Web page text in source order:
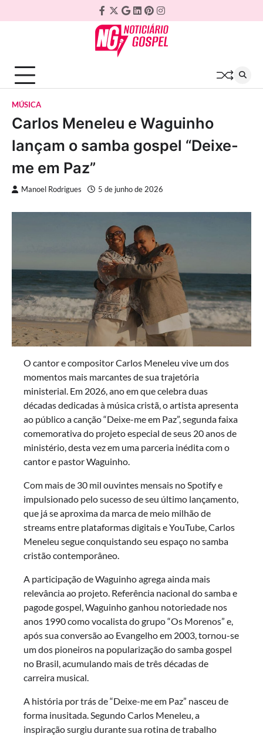
to
Facebook
Twitter
Google
Plus
Linkedin
Pinterest
Instagram
MÚSICA
Carlos Meneleu e Waguinho
lançam o samba gospel “Deixe-
me em Paz”
Manoel Rodrigues 5 de junho de 2026
O cantor e compositor Carlos Meneleu vive um dos
momentos mais marcantes de sua trajetória
ministerial. Em 2026, ano em que celebra duas
décadas dedicadas à música cristã, o artista apresenta
ao público a canção “Deixe-me em Paz”, segunda faixa
comemorativa do projeto especial de seus 20 anos de
ministério, desta vez em uma parceria inédita com o
cantor e pastor Waguinho.
Com mais de 30 mil ouvintes mensais no Spotify e
impulsionado pelo sucesso de seu último lançamento,
que já se aproxima da marca de meio milhão de
streams entre plataformas digitais e YouTube, Carlos
Meneleu segue conquistando seu espaço no samba
cristão contemporâneo.
A participação de Waguinho agrega ainda mais
relevância ao projeto. Referência nacional do samba e
pagode gospel, Waguinho ganhou notoriedade nos
anos 1990 como vocalista do grupo “Os Morenos” e,
após sua conversão ao Evangelho em 2003, tornou-se
um dos pioneiros na popularização do samba gospel
no Brasil, acumulando mais de três décadas de
carreira musical.
A história por trás de “Deixe-me em Paz” nasceu de
forma inusitada. Segundo Carlos Meneleu, a
inspiração surgiu durante sua rotina de trabalho